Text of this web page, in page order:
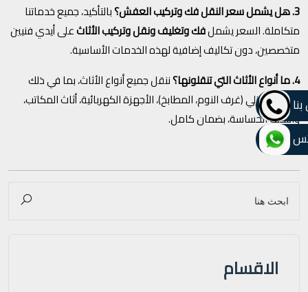
3. هل يشمل سعر النقل فك وتركيب العفش؟
بالتأكيد، جميع خدماتنا
متكاملة. السعر يشملفك وتغليف ونقل وتركيب الأثاثعلى أيدي فنيين
متخصصين، دون تكاليف إضافية لهذه الخدمات الأساسية.
4. ما أنواع الأثاث التي تنقلونها؟
ننقل جميع أنواع الأثاث، بما في ذلك
الأثاث المنزلي (غرف النوم، المطابخ)، الأجهزة الكهربائية، أثاث المكاتب،
والتحف الحساسة، بضمان كامل.
الاقسام